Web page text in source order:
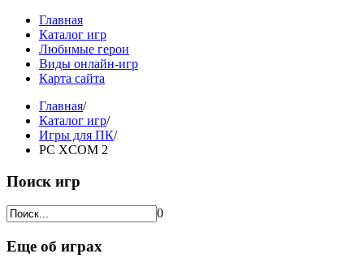
Главная
Каталог игр
Любимые герои
Виды онлайн-игр
Карта сайта
Главная/
Каталог игр/
Игры для ПК/
PC XCOM 2
Поиск игр
0
Еще об играх